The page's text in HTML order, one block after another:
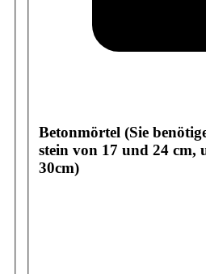
Betonmörtel (Sie
stein von 17 und 24 cm,
30cm)